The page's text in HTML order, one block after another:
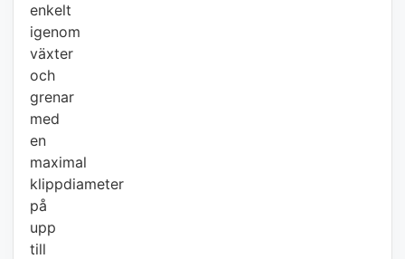
enkelt
igenom
växter
och
grenar
med
en
maximal
klippdiameter
på
upp
till